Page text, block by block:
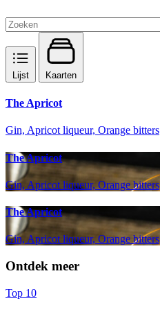
Lijst Kaarten
The Apricot
Gin, Apricot liqueur, Orange bitters
The Apricot
Gin, Apricot liqueur, Orange bitters
The Apricot
Gin, Apricot liqueur, Orange bitters
Ontdek meer
Top 10